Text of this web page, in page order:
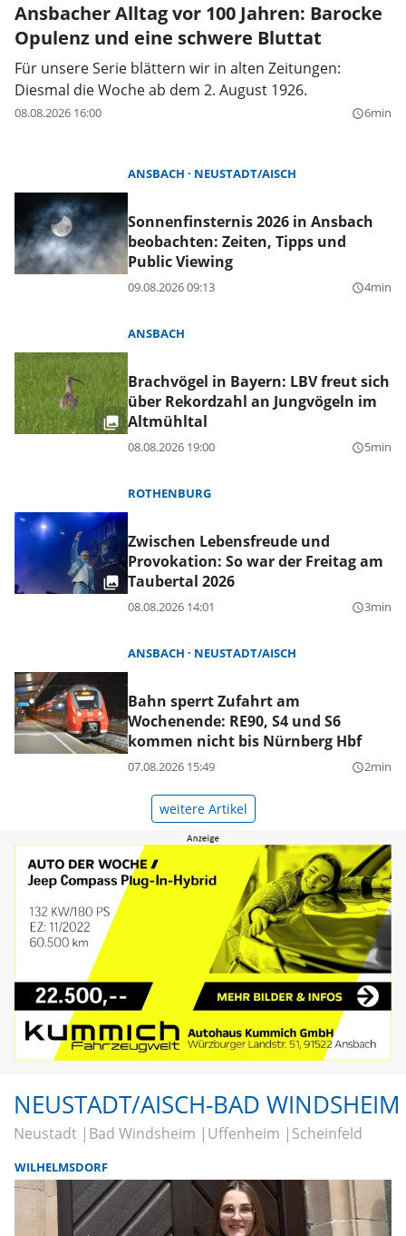
Ansbacher Alltag vor 100 Jahren: Barocke
Opulenz und eine schwere Bluttat
Für unsere Serie blättern wir in alten Zeitungen:
Diesmal die Woche ab dem 2. August 1926.
08.08.2026 16:00 query_builder6min
ANSBACH NEUSTADT/AISCH
Sonnenfinsternis 2026 in Ansbach
beobachten: Zeiten, Tipps und
Public Viewing
09.08.2026 09:13 query_builder4min
ANSBACH
Brachvögel in Bayern: LBV freut sich
über Rekordzahl an Jungvögeln im
Altmühltal
08.08.2026 19:00 query_builder5min
ROTHENBURG
Zwischen Lebensfreude und
Provokation: So war der Freitag am
Taubertal 2026
08.08.2026 14:01 query_builder3min
ANSBACH NEUSTADT/AISCH
Bahn sperrt Zufahrt am
Wochenende: RE90, S4 und S6
kommen nicht bis Nürnberg Hbf
07.08.2026 15:49 query_builder2min
weitere Artikel
NEUSTADT/AISCH-BAD WINDSHEIM
Neustadt Bad Windsheim Uffenheim Scheinfeld
WILHELMSDORF